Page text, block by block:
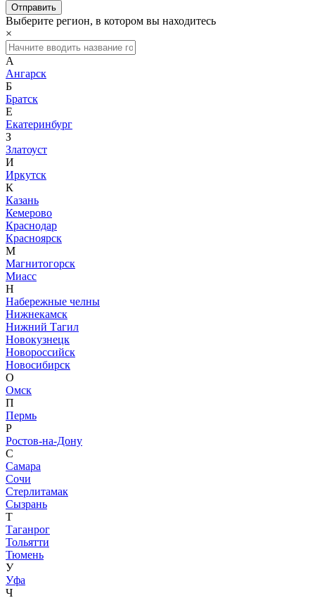
Выберите регион, в котором вы находитесь
×
А
Ангарск
Б
Братск
Е
Екатеринбург
З
Златоуст
И
Иркутск
К
Казань
Кемерово
Краснодар
Красноярск
М
Магнитогорск
Миасс
Н
Набережные челны
Нижнекамск
Нижний Тагил
Новокузнецк
Новороссийск
Новосибирск
О
Омск
П
Пермь
Р
Ростов-на-Дону
С
Самара
Сочи
Стерлитамак
Сызрань
Т
Таганрог
Тольятти
Тюмень
У
Уфа
Ч